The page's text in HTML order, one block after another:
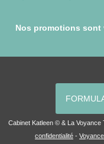
Nos promotions
Cabinet Katleen © & La Voyance
confidentialité -